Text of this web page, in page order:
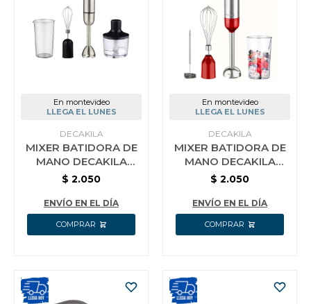
En montevideo
LLEGA EL LUNES
DECAKILA
MIXER BATIDORA DE
MANO DECAKILA
INALAMBRICA
NEGRO
$ 2.050
ENVÍO EN EL DÍA
En montevideo
LLEGA EL LUNES
DECAKILA
MIXER BATIDORA DE
MANO DECAKILA
INALAMBRICA
ROJA
$ 2.050
ENVÍO EN EL DÍA